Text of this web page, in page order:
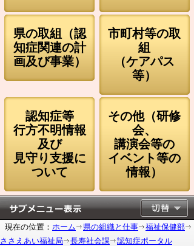
県の取組（認
知症関連の計
画及び事業）
市町村等の取
組
（ケアパス
等）
認知症等
行方不明情報
及び
見守り支援に
ついて
その他（研修
会、
講演会等の
イベント等の
情報）
現在の位置： ホーム 県の組織と仕事
福祉保健部
ささえあい福祉局
長寿社会課 認知症ポータル